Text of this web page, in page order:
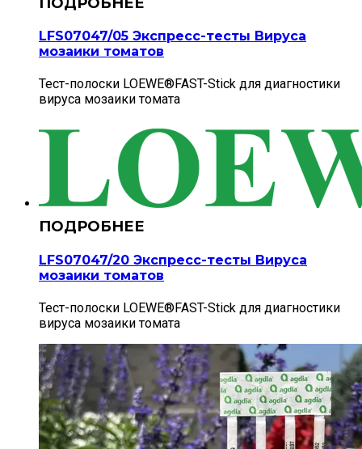
LFS07047/05 Экспресс-тесты Вируса
мозаики томатов
Тест-полоски LOEWE®FAST-Stick для диагностики
вируса мозаики томата
LFS07047/20 Экспресс-тесты Вируса
мозаики томатов
Тест-полоски LOEWE®FAST-Stick для диагностики
вируса мозаики томата